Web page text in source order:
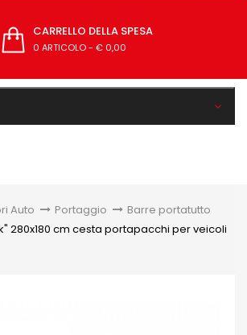
CARRELLO DELLA SPESA
0 ARTICOLO- € 0,00
Auto > Portaggio >
Barre portatutto
280x180 cm cesta portapacchi per veicoli